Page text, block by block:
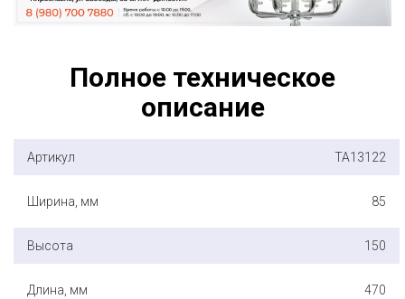
Полное техническое
описание
Артикул TA13122
Ширина, мм 85
Высота 150
Длина, мм 470